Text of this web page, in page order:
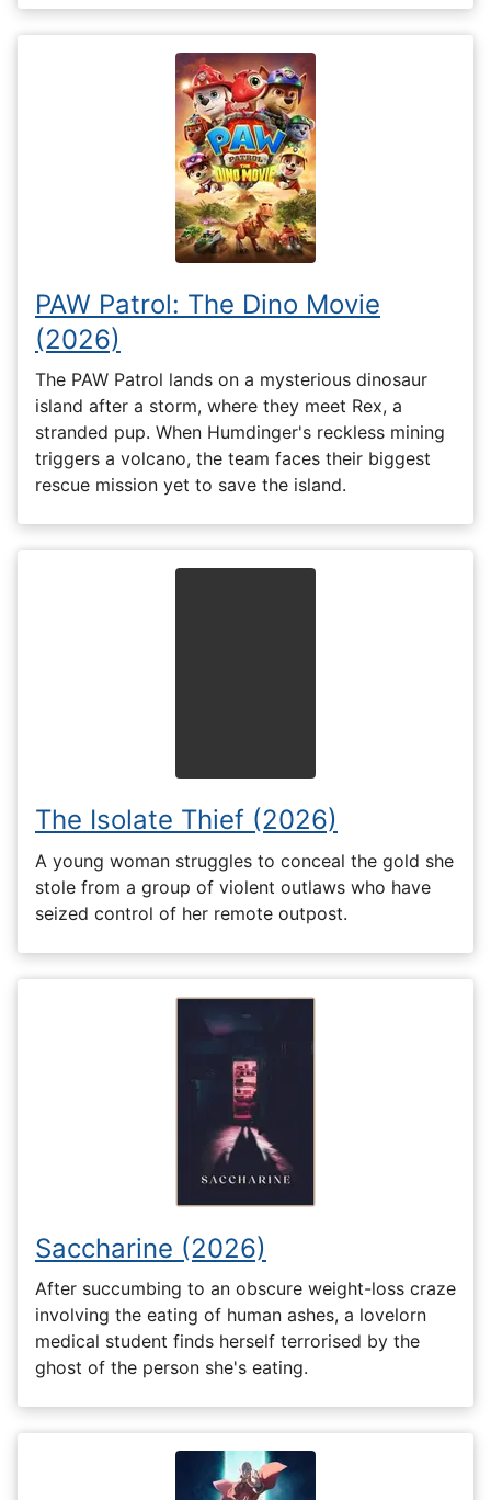
PAW Patrol: The Dino Movie
(2026)
The PAW Patrol lands on a mysterious dinosaur
island after a storm, where they meet Rex, a
stranded pup. When Humdinger's reckless mining
triggers a volcano, the team faces their biggest
rescue mission yet to save the island.
The Isolate Thief (2026)
A young woman struggles to conceal the gold she
stole from a group of violent outlaws who have
seized control of her remote outpost.
Saccharine (2026)
After succumbing to an obscure weight-loss craze
involving the eating of human ashes, a lovelorn
medical student finds herself terrorised by the
ghost of the person she's eating.